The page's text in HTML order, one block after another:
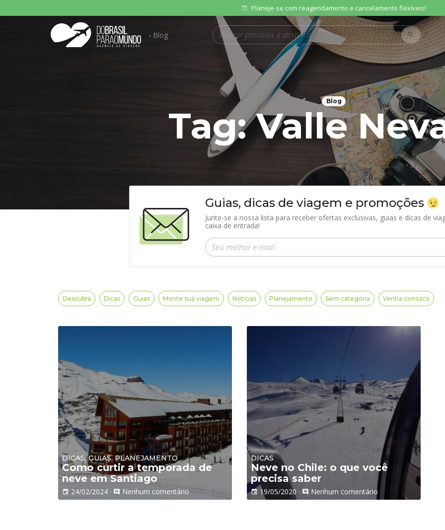
event_available Planeje-se com reagendamento e cancelamento flexíveis!
› Blog Pesquisar produtos search
Blog
Tag:Valle
Guias, dicas de viagem e promoções
Junte-se a nossa lista para receber ofertas exclusivas, guias e dicas de
caixa de entrada!
Insira seu e-mail
Descubra Dicas Guias Monte sua viagem Notícias Planejamento Sem categoria Venha conosco
DICAS, GUIAS, PLANEJAMENTO
Como curtir a temporada de
neve em Santiago
event 24/02/2024 · comment Nenhum comentário
DICAS
Neve no Chile: o que você
precisa saber
event 19/05/2020 · comment Nenhum comentário